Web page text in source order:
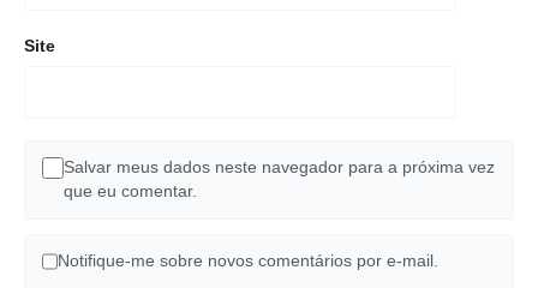
Site
Salvar meus dados neste navegador para a próxima vez
que eu comentar.
Notifique-me sobre novos comentários por e-mail.